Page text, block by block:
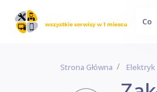
Co
Strona Główna Elektryk